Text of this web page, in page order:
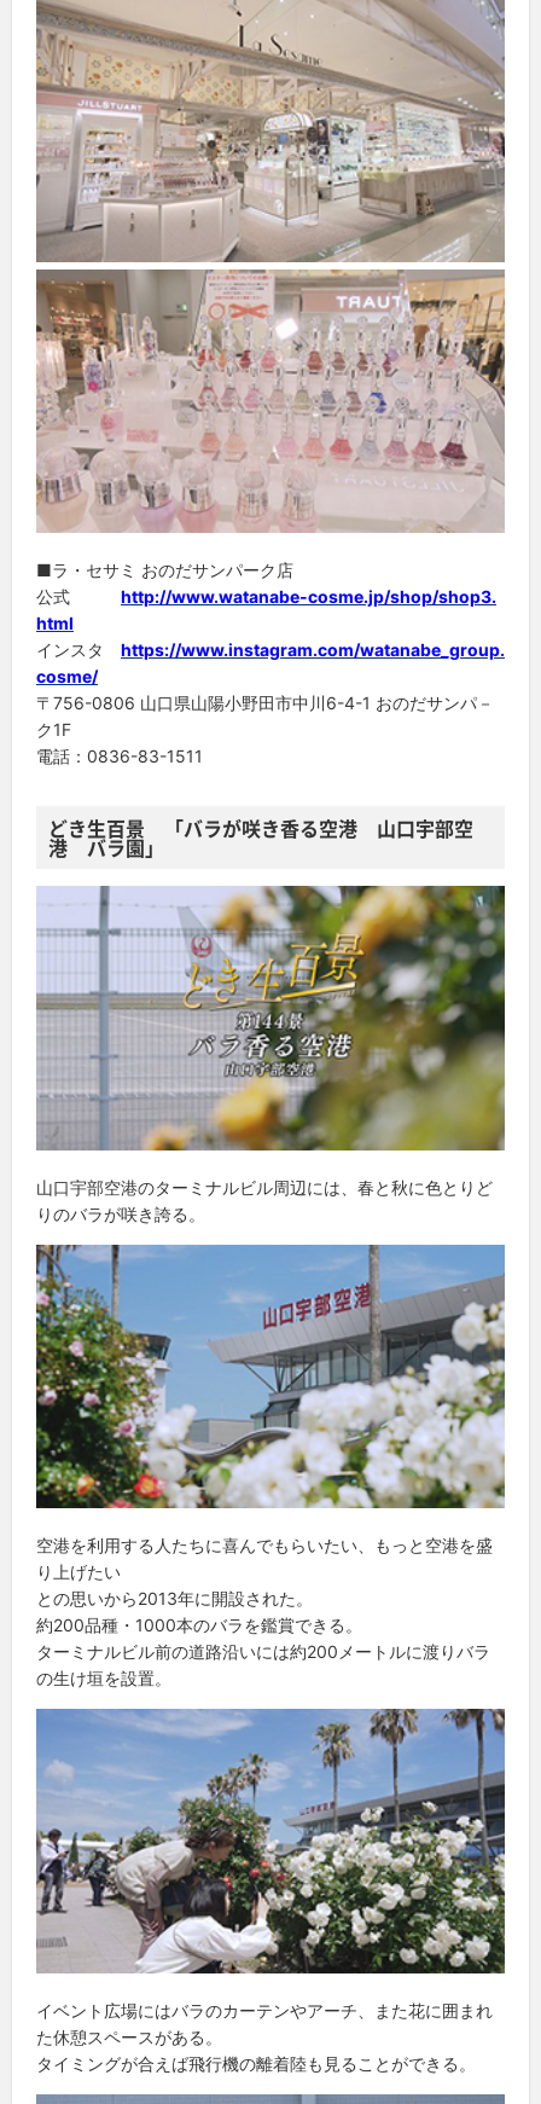
■ラ・セサミ おのだサンパーク店
公式 http://www.watanabe-cosme.jp/shop/shop3.
html
インスタ https://www.instagram.com/watanabe_group.
cosme/
〒756-0806 山口県山陽小野田市中川6-4-1 おのだサンパ－
ク1F
電話：0836-83-1511
どき生百景 「バラが咲き香る空港 山口宇部空
港 バラ園」
山口宇部空港のターミナルビル周辺には、春と秋に色とりど
りのバラが咲き誇る。
空港を利用する人たちに喜んでもらいたい、もっと空港を盛
り上げたい
との思いから2013年に開設された。
約200品種・1000本のバラを鑑賞できる。
ターミナルビル前の道路沿いには約200メートルに渡りバラ
の生け垣を設置。
イベント広場にはバラのカーテンやアーチ、また花に囲まれ
た休憩スペースがある。
タイミングが合えば飛行機の離着陸も見ることができる。